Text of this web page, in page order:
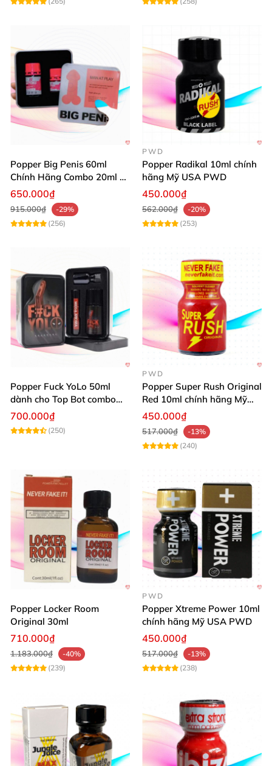
Popper Big Penis 60ml
Chính Hãng Combo 20ml +
40ml Tăng Khoái Cảm Cho
Top & Bot
650.000₫
915.000₫
-29%
(256)
PWD
Popper Radikal 10ml chính
hãng Mỹ USA PWD
450.000₫
562.000₫
-20%
(253)
Popper Fuck YoLo 50ml
dành cho Top Bot combo
hộp thiếc 40ml + 10ml
700.000₫
(250)
PWD
Popper Super Rush Original
Red 10ml chính hãng Mỹ
USA PWD
450.000₫
517.000₫
-13%
(240)
Popper Locker Room
Original 30ml
710.000₫
1.183.000₫
-40%
(239)
PWD
Popper Xtreme Power 10ml
chính hãng Mỹ USA PWD
450.000₫
517.000₫
-13%
(238)